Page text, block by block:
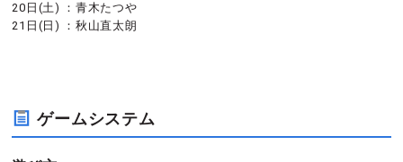
20日(土) ：青木たつや
21日(日) ：秋山直太朗
ゲームシステム